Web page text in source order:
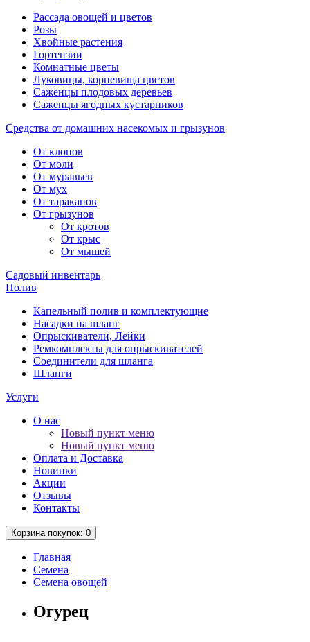
Рассада овощей и цветов
Розы
Хвойные растения
Гортензии
Комнатные цветы
Луковицы, корневища цветов
Саженцы плодовых деревьев
Саженцы ягодных кустарников
Средства от домашних насекомых и грызунов
От клопов
От моли
От муравьев
От мух
От тараканов
От грызунов
От кротов
От крыс
От мышей
Садовый инвентарь
Полив
Капельный полив и комплектующие
Насадки на шланг
Опрыскиватели, Лейки
Ремкомплекты для опрыскивателей
Соединители для шланга
Шланги
Услуги
О нас
Новый пункт меню
Новый пункт меню
Оплата и Доставка
Новинки
Акции
Отзывы
Контакты
Корзина покупок: 0
Главная
Семена
Семена овощей
Огурец